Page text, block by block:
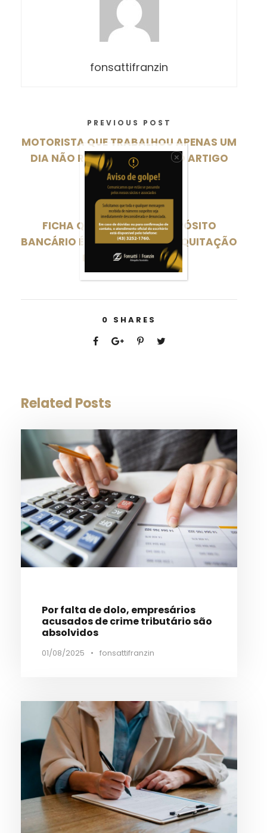
fonsattifranzin
PREVIOUS POST
MOTORISTA QUE TRABALHOU APENAS UM
DIA NÃO RECEBERÁ MULTA DO ARTIGO
479 DA CLT
NEXT POST
FICHA QUE COMPROVA DEPÓSITO
BANCÁRIO É PROVA VÁLIDA DE QUITAÇÃO
DE HORAS EXTRAS
0 SHARES
Related Posts
Por falta de dolo, empresários
acusados de crime tributário são
absolvidos
01/08/2025 • fonsattifranzin
×